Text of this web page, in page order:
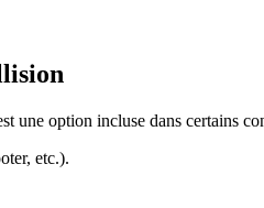
une option incluse dans certains
etc.).